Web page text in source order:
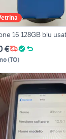
16 128GB blu
€
(TO)